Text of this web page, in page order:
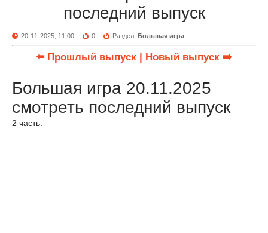
последний выпуск
20-11-2025, 11:00 0 Раздел:Большая игра
⬅️ Прошлый выпуск | Новый выпуск ➡️
Большая игра 20.11.2025
смотреть последний выпуск
2 часть: